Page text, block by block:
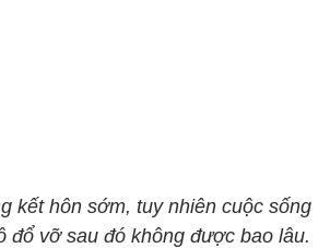
kết hôn sớm, tuy nhiên cuộc sống
đổ vỡ sau đó không được bao lâu.